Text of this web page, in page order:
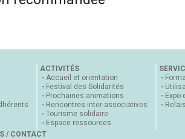
ACTIVITÉS
Accueil et orientation
Festival des Solidarités
Prochaines animations
Rencontres inter-associatives
Tourisme solidaire
Espace ressources
Expo
/ CONTACT